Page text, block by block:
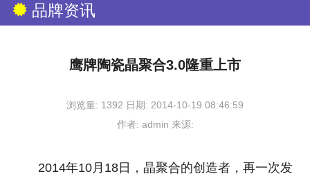
品牌资讯
鹰牌陶瓷晶聚合3.0隆重上市
浏览量: 1392 日期: 2014-10-19 08:46:59
作者: admin 来源:
2014年10月18日，晶聚合的创造者，再一次发